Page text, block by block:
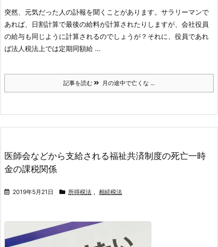
突然、元気だった人の訃報を聞くことがあります。 サラリーマンで
あれば、日割計算で最後の給料が計算されたりしますが、会社役員
の給与も同じように計算されるのでしょうが？ それに、役員であれ
ば法人税法上では定期同額給 ...
記事を読む 月の途中で亡くな ...
医師会などから支給される福祉共済制度の死亡一時
金の課税関係
2019年5月21日 所得税法 , 相続税法